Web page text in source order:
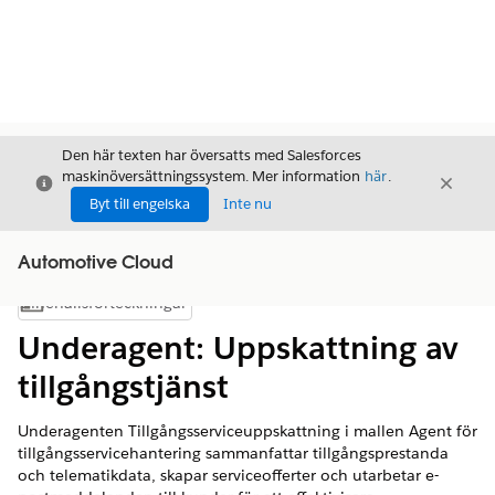
Stäng
Den här texten har översatts med Salesforces
maskinöversättningssystem. Mer information här.
Byt till engelska
Inte nu
Stäng
Automotive Cloud
Visa innehållsförteckning
Innehållsförteckningar
Underagent: Uppskattning av
tillgångstjänst
Underagenten Tillgångsserviceuppskattning i mallen Agent för
tillgångsservicehantering sammanfattar tillgångsprestanda
och telematikdata, skapar serviceofferter och utarbetar e-